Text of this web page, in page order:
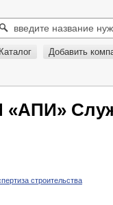
Каталог Добавить
строительства